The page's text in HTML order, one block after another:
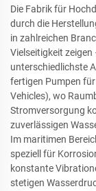
Die Fabrik für
durch die
in zahlreichen
Vielseitigkeit
unterschiedlichste
fertigen Pumpen
Vehicles), wo
Stromversorgung
zuverlässigen
Im maritimen
speziell für
konstante
stetigen